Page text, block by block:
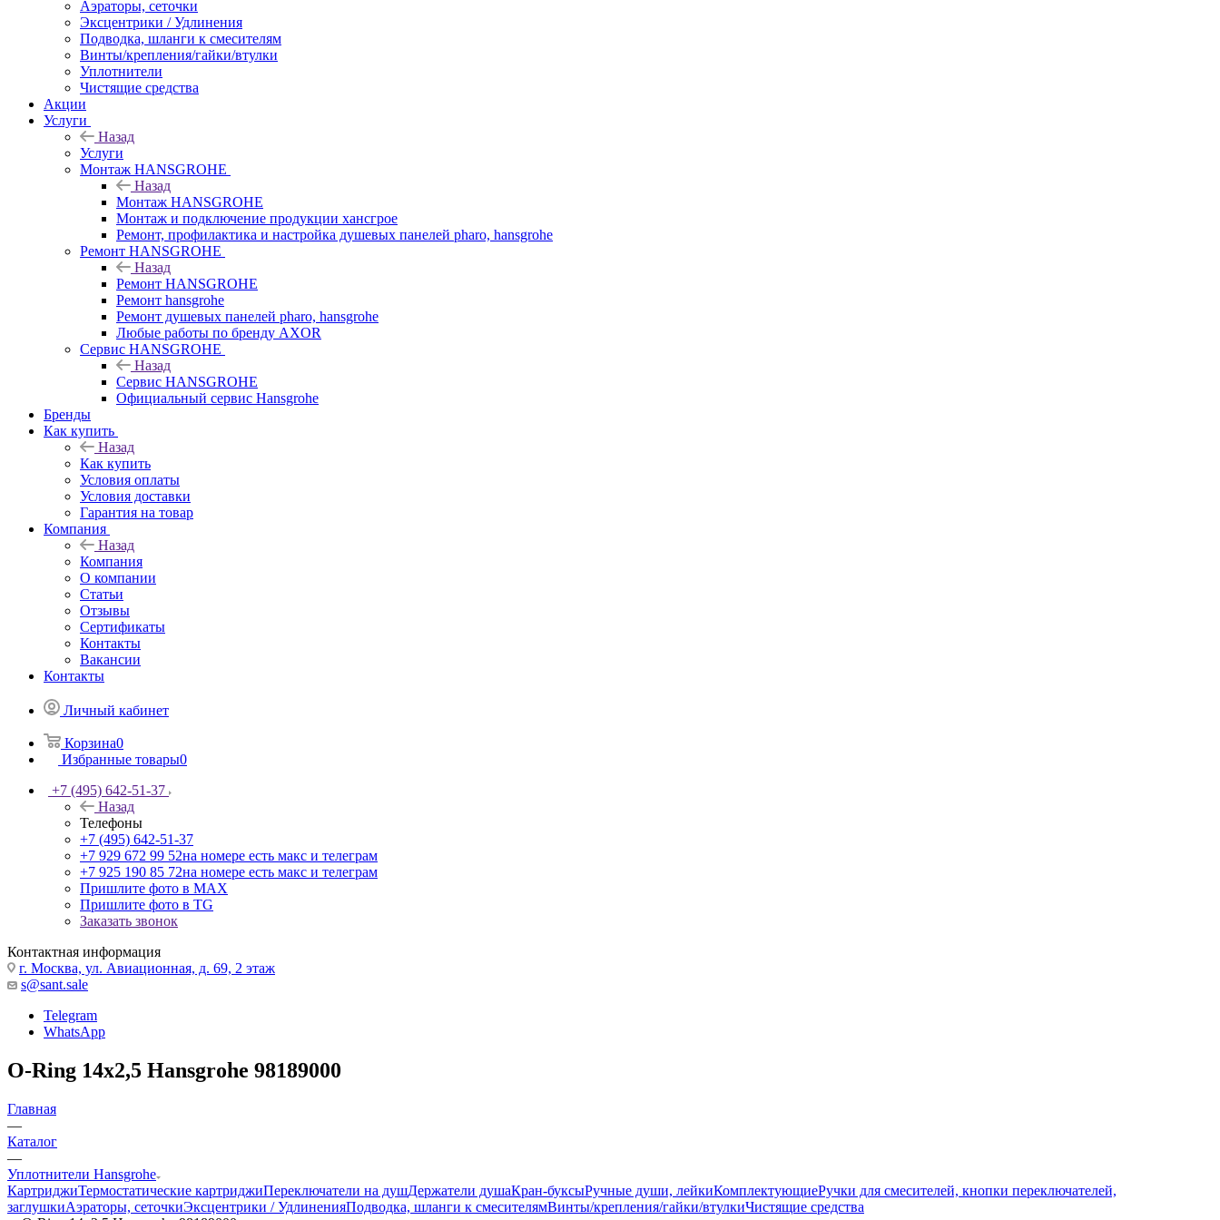
Аэраторы, сеточки
Эксцентрики / Удлинения
Подводка, шланги к смесителям
Винты/крепления/гайки/втулки
Уплотнители
Чистящие средства
Акции
Услуги
Назад
Услуги
Монтаж HANSGROHE
Назад
Монтаж HANSGROHE
Монтаж и подключение продукции хансгрое
Ремонт, профилактика и настройка душевых панелей pharo, hansgrohe
Ремонт HANSGROHE
Назад
Ремонт HANSGROHE
Ремонт hansgrohe
Ремонт душевых панелей pharo, hansgrohe
Любые работы по бренду AXOR
Сервис HANSGROHE
Назад
Сервис HANSGROHE
Официальный сервис Hansgrohe
Бренды
Как купить
Назад
Как купить
Условия оплаты
Условия доставки
Гарантия на товар
Компания
Назад
Компания
О компании
Статьи
Отзывы
Сертификаты
Контакты
Вакансии
Контакты
Личный кабинет
Корзина0
Избранные товары0
+7 (495) 642-51-37
Назад
Телефоны
+7 (495) 642-51-37
+7 929 672 99 52на номере есть макс и телеграм
+7 925 190 85 72на номере есть макс и телеграм
Пришлите фото в MAX
Пришлите фото в TG
Заказать звонок
Контактная информация
г. Москва, ул. Авиационная, д. 69, 2 этаж
s@sant.sale
Telegram
WhatsApp
O-Ring 14x2,5 Hansgrohe 98189000
Главная
—
Каталог
—
Уплотнители Hansgrohe
КартриджиТермостатические картриджиПереключатели на душДержатели душаКран-буксыРучные души, лейкиКомплектующиеРучки для смесителей, кнопки переключателей,
заглушкиАэраторы, сеточкиЭксцентрики / УдлиненияПодводка, шланги к смесителямВинты/крепления/гайки/втулкиЧистящие средства